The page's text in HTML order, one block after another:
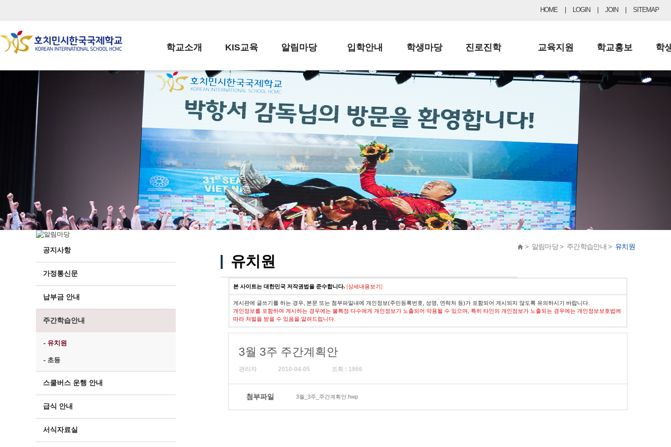
HOME LOGIN JOIN SITEMAP
학교소개
학교장인사말
학교상징
학교연혁
교직원현황
학생현황
위치/전화
전경사진
KIS교육
교육목표
학사일정
일과시간표
성과평가자료
알림마당
공지사항
납부금 안내
스쿨버스 운행 안내
급식안내
서식자료실
학부모방
정기고사 기출문제
입학안내
전-편입 서류양식
입학금/수업료
교복구입안내
학생마당
학생생활규정
학교신문
자율진로동아리
유초등 소식지
진로진학
공지사항 및 입시자료
드림레터
교육지원
행정실
학교운영위원회
학교건축기금
학교홍보
보도자료
학
공지사항
가정통신문
납부금 안내
주간학습안내
- 유치원
- 초등
스쿨버스 운행 안내
급식 안내
서식자료실
> 알림마당 > 주간학습안내 > 유치원
유치원
본 사이트는 대한민국 저작권법을 준수합니다. [상세내용보기]
게시판에 글쓰기를 하는 경우, 본문 또는 첨부파일내에 개인정보(주민등록번호, 성명, 연락처 등)가 포함되어 게시되지 않도록 유의하시기 바랍니다.
개인정보를 포함하여 게시하는 경우에는 불특정 다수에게 개인정보가 노출되어 악용될 수 있으며, 특히 타인의 개인정보가 노출되는 경우에는 개인정보보호법에
따라 처벌을 받을 수 있음을 알려드립니다.
3월 3주 주간계획안
관리자 2010-04-05 조회 : 1866
첨부파일 3월_3주_주간계획안.hwp